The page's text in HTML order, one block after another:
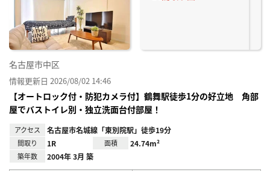
名古屋市中区
情報更新日 2026/08/02 14:46
【オートロック付・防犯カメラ付】鶴舞駅徒歩1分の好立地 角部
屋でバストイレ別・独立洗面台付部屋！
アクセス 名古屋市名城線「東別院駅」徒歩19分
間取り 1R 面積 24.74m²
築年数 2004年 3月 築